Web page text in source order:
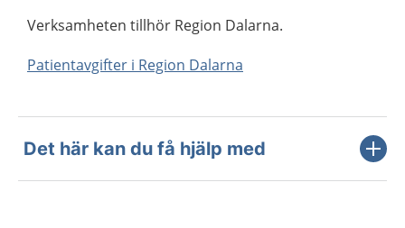
Verksamheten tillhör Region Dalarna.
Patientavgifter i Region Dalarna
Det här kan du få hjälp med